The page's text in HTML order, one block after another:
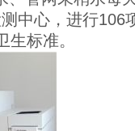
中心，进行106
标准。